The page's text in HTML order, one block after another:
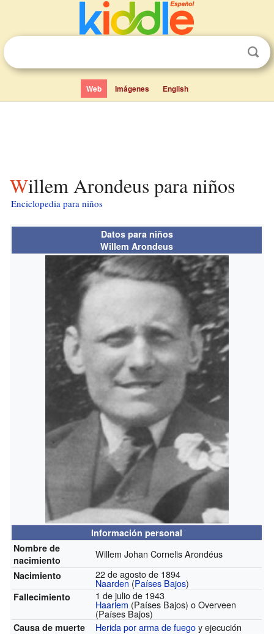
Web Imágenes English
Willem Arondeus para niños
Enciclopedia para niños
Datos para niños
Willem Arondeus
Información personal
Nombre de
nacimiento
Willem Johan Cornelis Arondéus
Nacimiento 22 de agosto de 1894
Naarden (Países Bajos)
Fallecimiento 1 de julio de 1943
Haarlem (Países Bajos) o Overveen
(Países Bajos)
Causa de muerte Herida por arma de fuegoy ejecución